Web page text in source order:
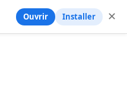
Ouvrir Installer ✕